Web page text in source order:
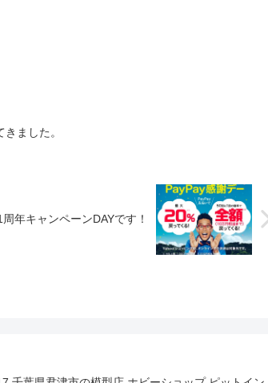
ました。
年キャンペーンDAYです！